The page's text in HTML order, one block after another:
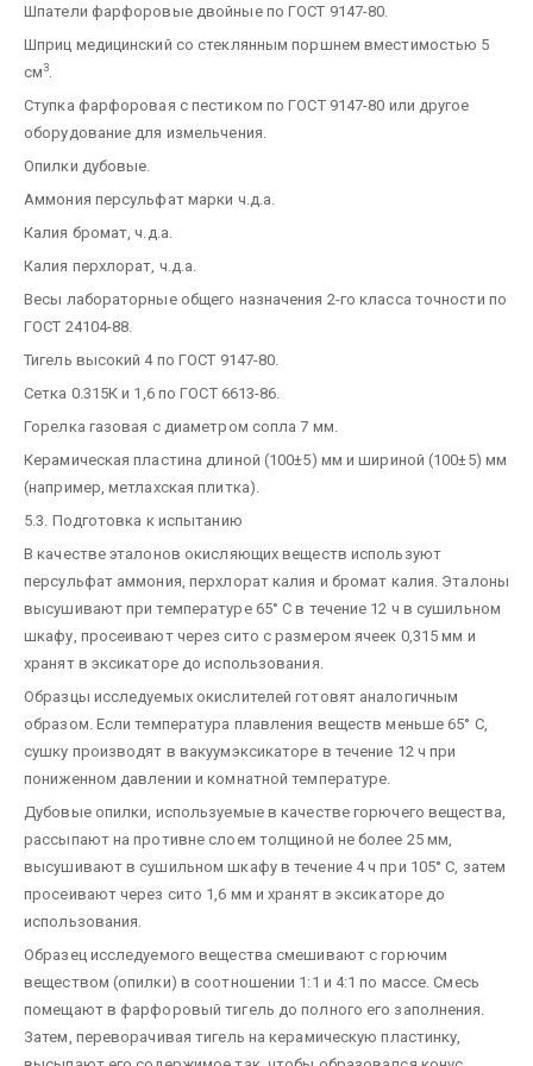
Шпатели фарфоровые двойные по ГОСТ 9147-80.
Шприц медицинский со стеклянным поршнем вместимостью 5
см3
Ступка фарфоровая с пестиком по ГОСТ 9147-80 или другое
оборудование для измельчения.
Опилки дубовые.
Аммония персульфат марки ч.д.а.
Калия бромат, ч.д.а.
Калия перхлорат, ч.д.а.
Весы лабораторные общего назначения 2-го класса точности по
ГОСТ 24104-88.
Тигель высокий 4 по ГОСТ 9147-80.
Сетка 0.315К и 1,6 по ГОСТ 6613-86.
Горелка газовая с диаметром сопла 7 мм.
Керамическая пластина длиной (100±5) мм и шириной (100±5) мм
(например, метлахская плитка).
5.3. Подготовка к испытанию
В качестве эталонов окисляющих веществ используют
персульфат аммония, перхлорат калия и бромат калия. Эталоны
высушивают при температуре 65° С в течение 12 ч в сушильном
шкафу, просеивают через сито с размером ячеек 0,315 мм и
хранят в эксикаторе до использования.
Образцы исследуемых окислителей готовят аналогичным
образом. Если температура плавления веществ меньше 65° С,
сушку производят в вакуумэксикаторе в течение 12 ч при
пониженном давлении и комнатной температуре.
Дубовые опилки, используемые в качестве горючего вещества,
рассыпают на противне слоем толщиной не более 25 мм,
высушивают в сушильном шкафу в течение 4 ч при 105° С, затем
просеивают через сито 1,6 мм и хранят в эксикаторе до
использования.
Образец исследуемого вещества смешивают с горючим
веществом (опилки) в соотношении 1:1 и 4:1 по массе. Смесь
помещают в фарфоровый тигель до полного его заполнения.
Затем, переворачивая тигель на керамическую пластинку,